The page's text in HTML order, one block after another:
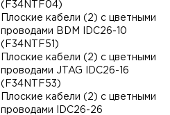
(F34NTF04)
Плоские кабели (2) с цветными
проводами BDM IDC26-10
(F34NTF51)
Плоские кабели (2) с цветными
проводами JTAG IDC26-16
(F34NTF53)
Плоские кабели (2) с цветными
проводами IDC26-26